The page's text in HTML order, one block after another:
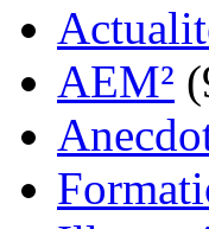
AEM²